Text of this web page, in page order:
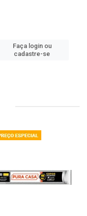
Faça login ou
cadastre-se